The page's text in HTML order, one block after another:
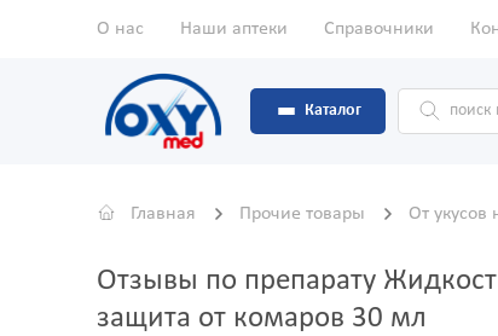
О нас Наши аптеки Справочники
Каталог
Главная Прочие товары От укусов
Отзывы по препарату
защита от комаров 30 мл